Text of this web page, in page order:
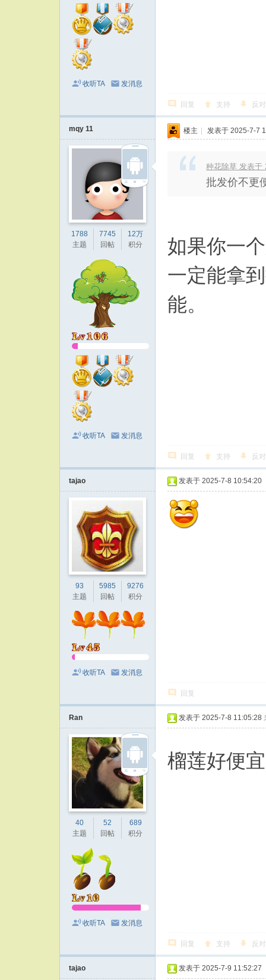
收听TA 发消息
回复 支持 反对
mqy 11
1788
主题
7745
回帖
12万
积分
收听TA 发消息
楼主 | 发表于 2025-7-7
种花除草 发表于
批发价不更
如果你一
一定能拿
能。
回复 支持 反对
tajao
93
主题
5985
回帖
9276
积分
收听TA 发消息
发表于 2025-7-8 10:54:20
回复
Ran
40
主题
52
回帖
689
积分
收听TA 发消息
发表于 2025-7-8 11:05:28
榴莲好便宜
回复 支持 反对
tajao 发表于 2025-7-9 11:52:27